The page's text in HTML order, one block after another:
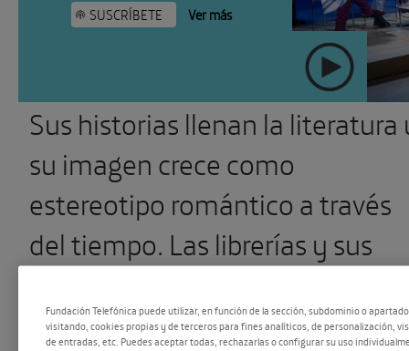
SUSCRÍBETE Ver más
Sus historias llenan la literatura
su imagen crece como
estereotipo romántico a través
del tiempo. Las librerías y sus
en nuestro imaginario pero
Fundación Telefónica puede utilizar, en función de la sección, subdominio o
visitando, cookies propias y de terceros para fines analíticos, de personalización,
de entradas, etc. Puedes aceptar todas, rechazarlas o configurar su uso